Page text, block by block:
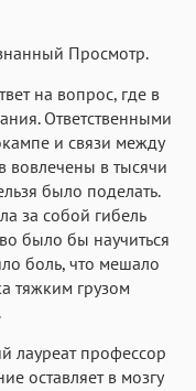
Просмотр.
на вопрос, где в
Ответственными
и связи между
вовлечены в тысячи
было поделать.
за собой гибель
было бы научиться
боль, что мешало
тяжким грузом
лауреат профессор
оставляет в мозгу